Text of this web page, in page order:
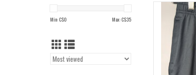
Min: C$0 Max: C$35